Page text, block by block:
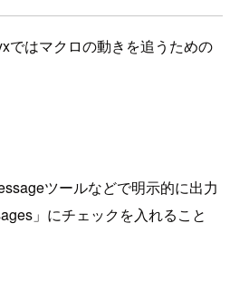
ではマクロの動きを追うための
ツールなどで明示的に出力
」にチェックを入れること